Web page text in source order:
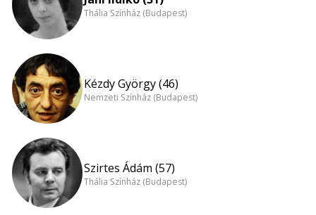
Thália Színház (Budapest)
Kézdy György (46)
Nemzeti Színház (Budapest)
Szirtes Ádám (57)
Thália Színház (Budapest)